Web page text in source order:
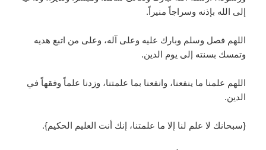
إلى الله بإذنه وسراجاً منيراً.
اللهم فصل وسلم وبارك عليه وعلى آله، وعلى من اتبع هديه
وتمسك بسنته إلى يوم الدين.
اللهم علمنا ما ينفعنا، وانفعنا بما علمتنا، وزدنا علماً وفقهاً في
الدين.
{سبحانك لا علم لنا إلا ما علمتنا، إنك أنت العليم الحكيم}.